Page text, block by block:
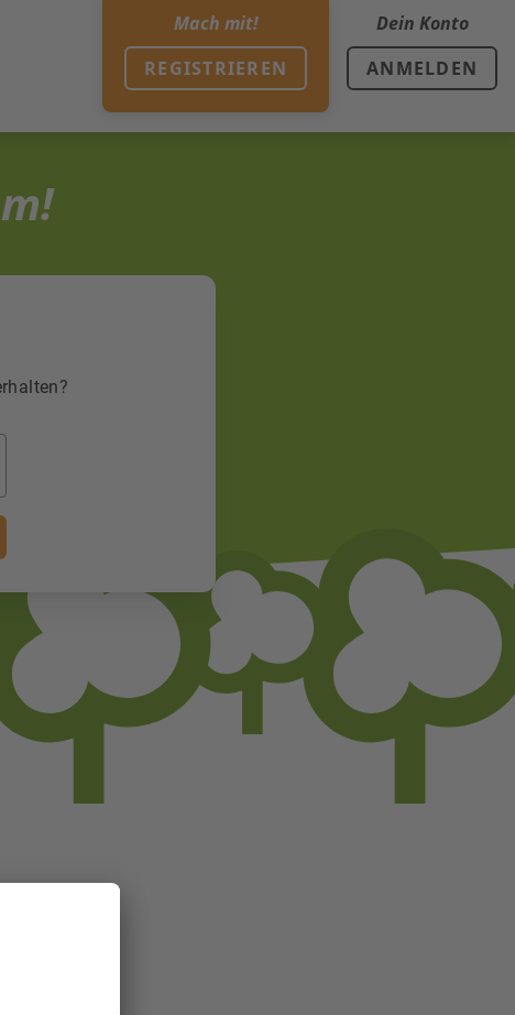
Mach mit!
REGISTRIEREN
Dein Konto
ANMELDEN